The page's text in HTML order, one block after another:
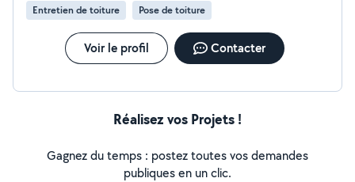
Accompagnement du début à la fin de votre projet.
Intervention rapide dans votre secteur. Contactez-nous
dès aujourd'hui pour obtenir votre devis gratuit et
donner vie à vos projets !
Entretien de toiture Pose de toiture
Voir le profil Contacter
Réalisez vos Projets !
Gagnez du temps : postez toutes vos demandes
publiques en un clic.